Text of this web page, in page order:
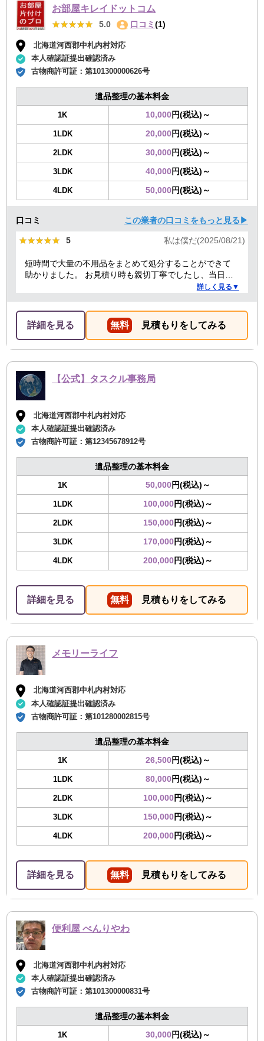
お部屋キレイドットコム
★★★★★
★★★★★ 5.0 口コミ (1)
北海道河西郡中札内村対応
本人確認証提出確認済み
古物商許可証：第101300000626号
遺品整理の基本料金
1K 10,000円(税込)～
1LDK 20,000円(税込)～
2LDK 30,000円(税込)～
3LDK 40,000円(税込)～
4LDK 50,000円(税込)～
口コミ この業者の口コミをもっと見る▶
★★★★★
★★★★★ 5 私は僕だ(2025/08/21)
短時間で大量の不用品をまとめて処分することができて
助かりました。 お見積り時も親切丁寧でしたし、当日作
業を担当してくれた方たちも礼儀正しく気持ちよく対応
詳しく見る▼
詳細を見る 無料 見積もりをしてみる
【公式】タスクル事務局
北海道河西郡中札内村対応
本人確認証提出確認済み
古物商許可証：第12345678912号
遺品整理の基本料金
1K 50,000円(税込)～
1LDK 100,000円(税込)～
2LDK 150,000円(税込)～
3LDK 170,000円(税込)～
4LDK 200,000円(税込)～
詳細を見る 無料 見積もりをしてみる
メモリーライフ
北海道河西郡中札内村対応
本人確認証提出確認済み
古物商許可証：第101280002815号
遺品整理の基本料金
1K 26,500円(税込)～
1LDK 80,000円(税込)～
2LDK 100,000円(税込)～
3LDK 150,000円(税込)～
4LDK 200,000円(税込)～
詳細を見る 無料 見積もりをしてみる
便利屋 べんりやわ
北海道河西郡中札内村対応
本人確認証提出確認済み
古物商許可証：第101300000831号
遺品整理の基本料金
1K 30,000円(税込)～